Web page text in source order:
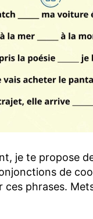
je te propose
de
ces phrases.